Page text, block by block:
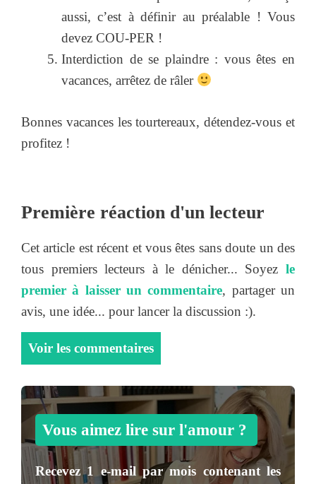
aussi, c’est à définir au préalable ! Vous
devez COU-PER !
Interdiction de se plaindre : vous êtes en
vacances, arrêtez de râler
Bonnes vacances les tourtereaux, détendez-vous et
profitez !
Première réaction d'un lecteur
Cet article est récent et vous êtes sans doute un des
tous premiers lecteurs à le dénicher... Soyez le
premier à laisser un commentaire, partager un
avis, une idée... pour lancer la discussion :).
Voir les commentaires
Vous aimez lire sur l'amour ?
Recevez1 e-mail par mois contenant les